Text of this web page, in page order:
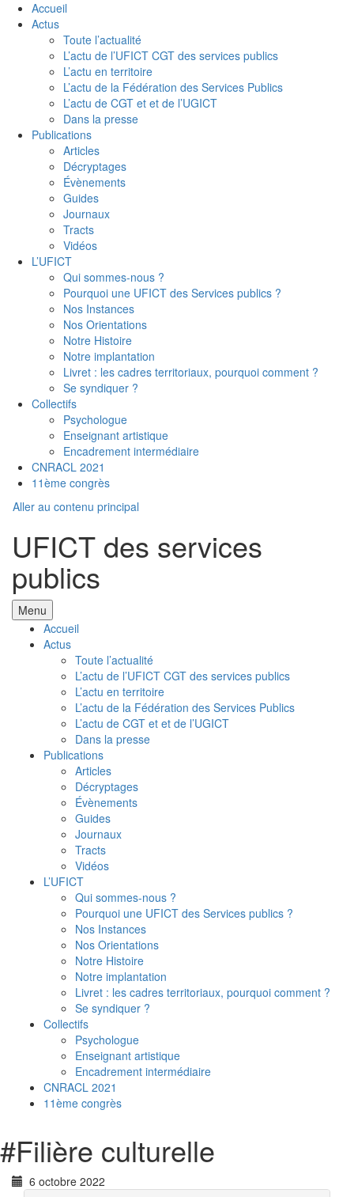
Accueil
Actus
Toute l’actualité
L’actu de l’UFICT CGT des services publics
L’actu en territoire
L’actu de la Fédération des Services Publics
L’actu de CGT et et de l’UGICT
Dans la presse
Publications
Articles
Décryptages
Évènements
Guides
Journaux
Tracts
Vidéos
L’UFICT
Qui sommes-nous ?
Pourquoi une UFICT des Services publics ?
Nos Instances
Nos Orientations
Notre Histoire
Notre implantation
Livret : les cadres territoriaux, pourquoi comment ?
Se syndiquer ?
Collectifs
Psychologue
Enseignant artistique
Encadrement intermédiaire
CNRACL 2021
11ème congrès
Aller au contenu principal
UFICT des services
publics
Menu
Accueil
Actus
Toute l’actualité
L’actu de l’UFICT CGT des services publics
L’actu en territoire
L’actu de la Fédération des Services Publics
L’actu de CGT et et de l’UGICT
Dans la presse
Publications
Articles
Décryptages
Évènements
Guides
Journaux
Tracts
Vidéos
L’UFICT
Qui sommes-nous ?
Pourquoi une UFICT des Services publics ?
Nos Instances
Nos Orientations
Notre Histoire
Notre implantation
Livret : les cadres territoriaux, pourquoi comment ?
Se syndiquer ?
Collectifs
Psychologue
Enseignant artistique
Encadrement intermédiaire
CNRACL 2021
11ème congrès
#Filière culturelle
6 octobre 2022